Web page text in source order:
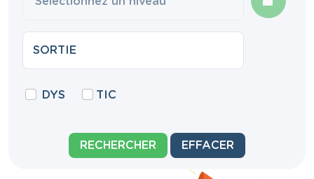
DYS TIC
RECHERCHER EFFACER